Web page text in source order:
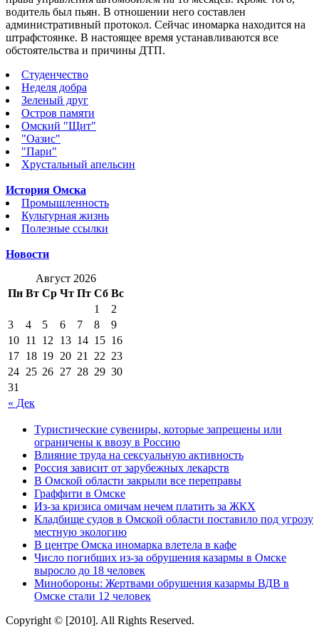
водитель был пьян. В отношении него составлен
административный протокол. Сейчас иномарка находится на
штрафстоянке. В настоящее время устанавливаются все
обстоятельства и причины ДТП.
Студенчество
Неделя добра
Зеленый друг
Остров памяти
Омский "Щит"
"Оазис"
"Пари"
Хрустальный апельсин
История Омска
Промышленность
Культурная жизнь
Полезные ссылки
Новости
Август 2026
Пн Вт Ср Чт Пт Сб Вс
« Дек
1
2
3
4 5 6 7 8
9
10 11 12 13 14 15 16
17 18 19 20 21 22 23
24 25 26 27 28 29 30
31
Туристические сувениры, которые запрещены или
ограничены к ввозу в Россию
Влияние труда на сексуальную активность
Россия зависит от зарубежных лекарств
В Омской области закрыли все переправы
Граффити в Омске
Из-за кризиса омичам нечем платить за ЖКХ
Кладбище судов в Омской области поставило под угрозу
местную экологию
В центре Омска иномарка влетела в кафе
Число погибших из-за обрушения казармы в Омске
выросло до 18 человек
Минобороны: Жертвами обрушения казармы ВДВ в
Омске стали 12 человек
Copyright © [2010]. All Rights Reserved.